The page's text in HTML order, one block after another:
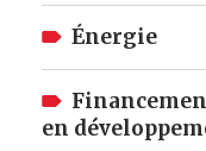
Énergie
en